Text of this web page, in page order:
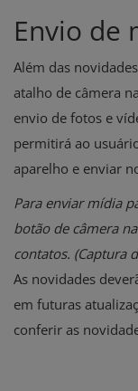
Envio de
Além das
atalho de câmera
envio de fotos e
permitirá ao
aparelho e enviar
Para enviar mídia
botão de câmera
contatos. (Captura
As novidades
em futuras
conferir as